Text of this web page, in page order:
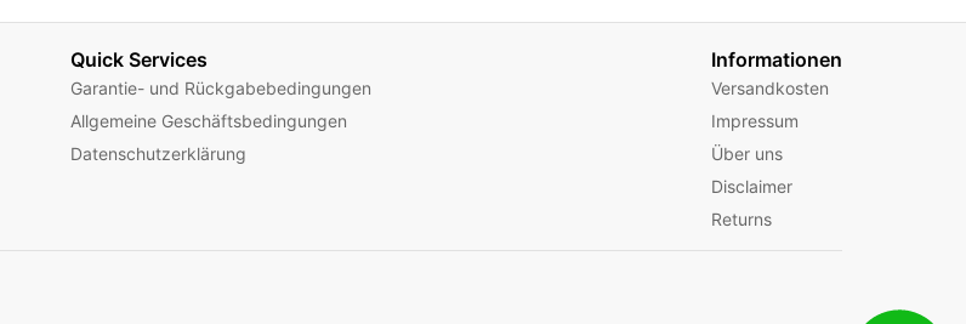
Quick Services
Garantie- und Rückgabebedingungen
Allgemeine Geschäftsbedingungen
Datenschutzerklärung
Informationen
Versandkosten
Impressum
Über uns
Disclaimer
Returns